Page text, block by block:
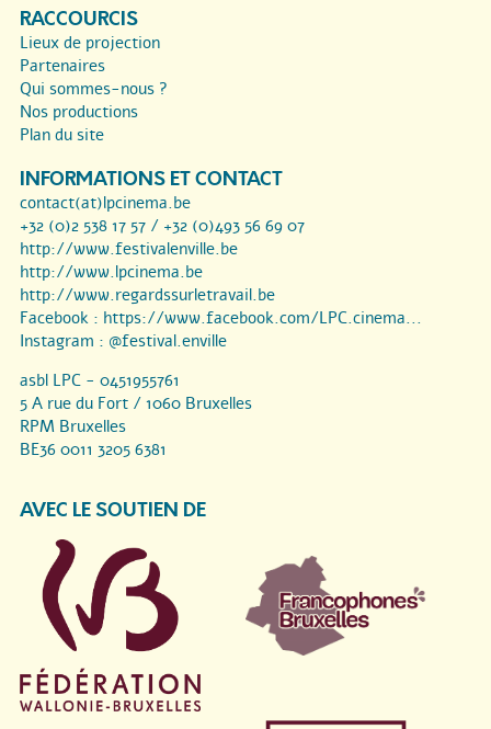
RACCOURCIS
Lieux de projection
Partenaires
Qui sommes-nous ?
Nos productions
Plan du site
INFORMATIONS ET CONTACT
contact(at)lpcinema.be
+32 (0)2 538 17 57 / +32 (0)493 56 69 07
http://www.festivalenville.be
http://www.lpcinema.be
http://www.regardssurletravail.be
Facebook : https://www.facebook.com/LPC.cinema...
Instagram : @festival.enville
asbl LPC - 0451955761
5 A rue du Fort / 1060 Bruxelles
RPM Bruxelles
BE36 0011 3205 6381
AVEC LE SOUTIEN DE